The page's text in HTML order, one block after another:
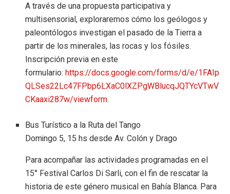
A través de una propuesta participativa y
multisensorial, exploraremos cómo los geólogos y
paleontólogos investigan el pasado de la Tierra a
partir de los minerales, las rocas y los fósiles.
Inscripción previa en este
formulario:https://docs.google.com/forms/d/e/1FAIp
QLSes22Lc47FPbp6LXaC0lXZPgWBlucqJQTYcVTwV
CKaaxi287w/viewform.
Bus Turístico a la Ruta del Tango
Domingo 5, 15 hs desde Av. Colón y Drago
Para acompañar las actividades programadas en el
15° Festival Carlos Di Sarli, con el fin de rescatar la
historia de este género musical en Bahía Blanca. Para